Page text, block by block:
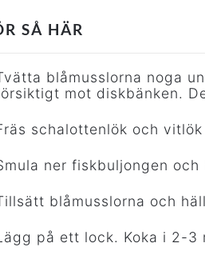
SÅ HÄR
blåmusslorna noga
mot diskbänken.
schalottenlök och
ner fiskbuljongen
blåmusslorna och
på ett lock. Koka i 2-3